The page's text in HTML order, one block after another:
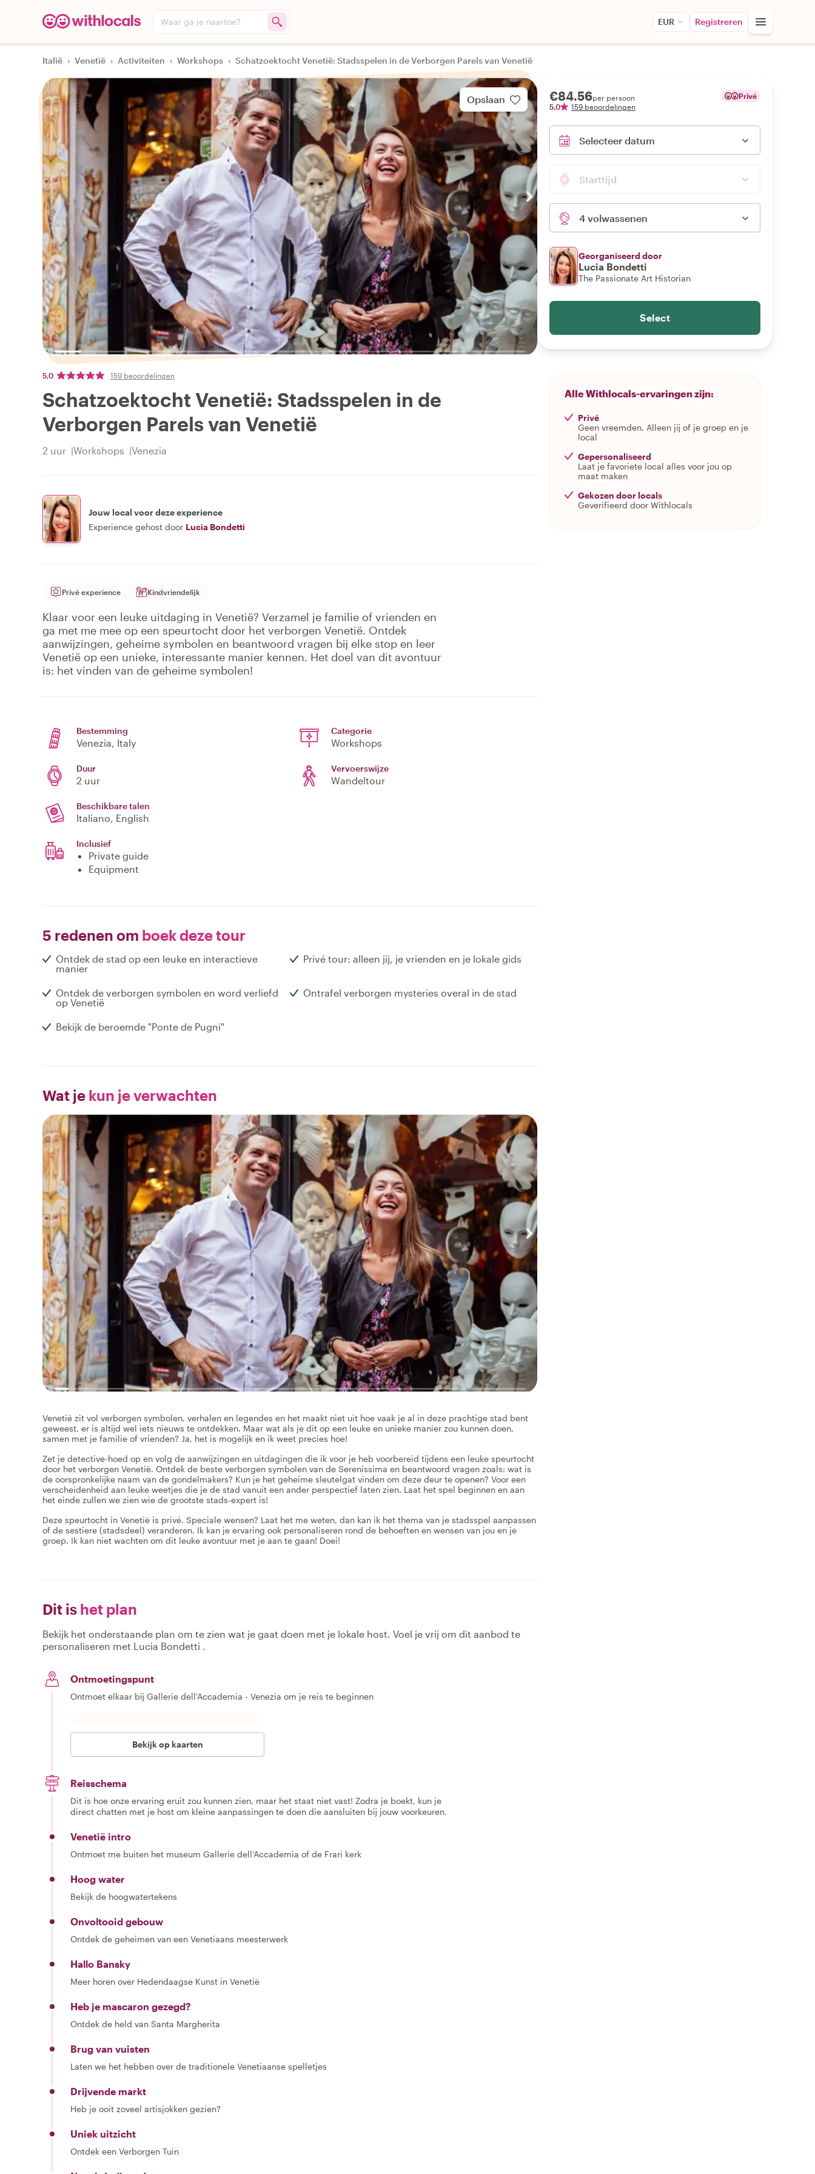
Waar ga je naartoe? EUR Registreren
Italië › Venetië › Activiteiten › Workshops › Schatzoektocht Venetië: Stadsspelen in de Verborgen Parels van Venetië
Opslaan
5,0 159 beoordelingen
Schatzoektocht Venetië: Stadsspelen in de
Verborgen Parels van Venetië
2 uur Workshops Venezia
Jouw local voor deze experience
Experience gehost door Lucia Bondetti
Privé experience Kindvriendelijk
Klaar voor een leuke uitdaging in Venetië? Verzamel je familie of vrienden en
ga met me mee op een speurtocht door het verborgen Venetië. Ontdek
aanwijzingen, geheime symbolen en beantwoord vragen bij elke stop en leer
Venetië op een unieke, interessante manier kennen. Het doel van dit avontuur
is: het vinden van de geheime symbolen!
Bestemming
Venezia, Italy
Categorie
Workshops
Duur
2 uur
Vervoerswijze
Wandeltour
Beschikbare talen
Italiano, English
Inclusief
Private guide
Equipment
5 redenen om boek deze tour
Ontdek de stad op een leuke en interactieve
manier
Privé tour: alleen jij, je vrienden en je lokale gids
Ontdek de verborgen symbolen en word verliefd
op Venetië
Ontrafel verborgen mysteries overal in de stad
Bekijk de beroemde "Ponte de Pugni"
Wat je kun je verwachten
Venetië zit vol verborgen symbolen, verhalen en legendes en het maakt niet uit hoe vaak je al in deze prachtige stad bent
geweest, er is altijd wel iets nieuws te ontdekken. Maar wat als je dit op een leuke en unieke manier zou kunnen doen,
samen met je familie of vrienden? Ja, het is mogelijk en ik weet precies hoe!
Zet je detective-hoed op en volg de aanwijzingen en uitdagingen die ik voor je heb voorbereid tijdens een leuke speurtocht
door het verborgen Venetië. Ontdek de beste verborgen symbolen van de Serenissima en beantwoord vragen zoals: wat is
de oorspronkelijke naam van de gondelmakers? Kun je het geheime sleutelgat vinden om deze deur te openen? Voor een
verscheidenheid aan leuke weetjes die je de stad vanuit een ander perspectief laten zien. Laat het spel beginnen en aan
het einde zullen we zien wie de grootste stads-expert is!
Deze speurtocht in Venetië is privé. Speciale wensen? Laat het me weten, dan kan ik het thema van je stadsspel aanpassen
of de sestiere (stadsdeel) veranderen. Ik kan je ervaring ook personaliseren rond de behoeften en wensen van jou en je
groep. Ik kan niet wachten om dit leuke avontuur met je aan te gaan! Doei!
Dit is het plan
Bekijk het onderstaande plan om te zien wat je gaat doen met je lokale host. Voel je vrij om dit aanbod te
personaliseren met Lucia Bondetti .
Ontmoetingspunt
Ontmoet elkaar bij Gallerie dell'Accademia - Venezia om je reis te beginnen
Bekijk op kaarten
Reisschema
Dit is hoe onze ervaring eruit zou kunnen zien, maar het staat niet vast! Zodra je boekt, kun je
direct chatten met je host om kleine aanpassingen te doen die aansluiten bij jouw voorkeuren.
Venetië intro
Ontmoet me buiten het museum Gallerie dell’Accademia of de Frari kerk
Hoog water
Bekijk de hoogwatertekens
Onvoltooid gebouw
Ontdek de geheimen van een Venetiaans meesterwerk
Hallo Bansky
Meer horen over Hedendaagse Kunst in Venetië
Heb je mascaron gezegd?
Ontdek de held van Santa Margherita
Brug van vuisten
Laten we het hebben over de traditionele Venetiaanse spelletjes
Drijvende markt
Heb je ooit zoveel artisjokken gezien?
Uniek uitzicht
Ontdek een Verborgen Tuin
€84.56per persoon
5,0
159 beoordelingen
Privé
Selecteer datum
Starttijd
4 volwassenen
Georganiseerd door
Lucia Bondetti
The Passionate Art Historian
Select
Alle Withlocals-ervaringen zijn:
Privé
Geen vreemden. Alleen jij of je groep en je
local
Gepersonaliseerd
Laat je favoriete local alles voor jou op
maat maken
Gekozen door locals
Geverifieerd door Withlocals